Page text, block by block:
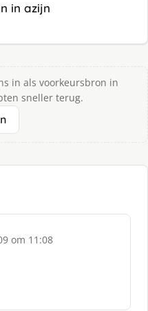
in azijn
in als voorkeursbron in
sneller terug.
om 11:08